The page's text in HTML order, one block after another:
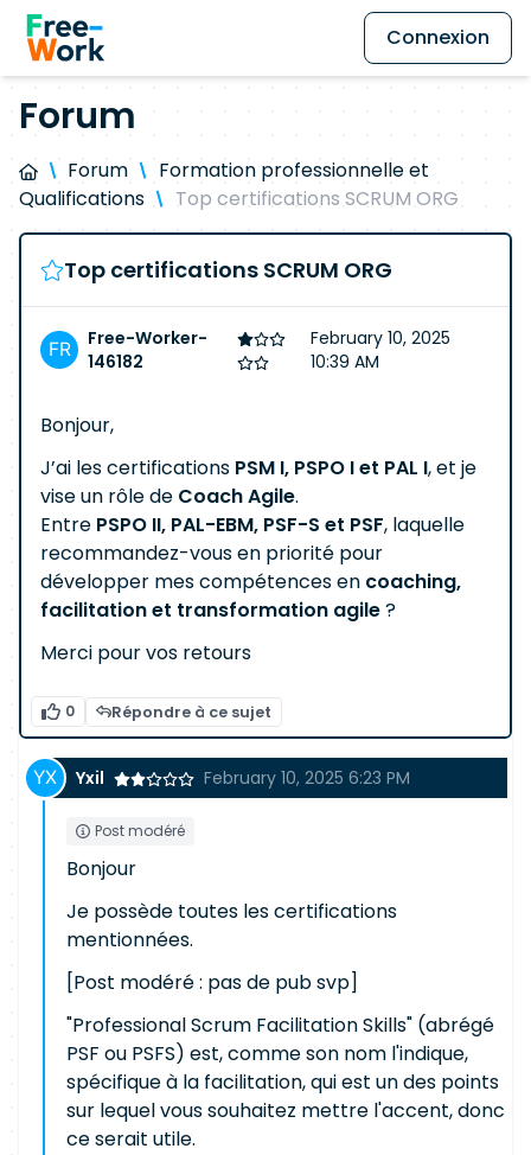
Connexion
Forum
Forum
Formation professionnelle et
Qualifications
Top certifications SCRUM ORG
Top certifications SCRUM ORG
Free-Worker-
146182
February 10, 2025
10:39 AM
Bonjour,
J’ai les certifications PSM I, PSPO I et PAL I, et je
vise un rôle de Coach Agile.
Entre PSPO II, PAL-EBM, PSF-S et PSF, laquelle
recommandez-vous en priorité pour
développer mes compétences en coaching,
facilitation et transformation agile?
Merci pour vos retours
0 Répondre à ce sujet
Yxil February 10, 2025 6:23 PM
Post modéré
Bonjour
Je possède toutes les certifications
mentionnées.
[Post modéré : pas de pub svp]
"Professional Scrum Facilitation Skills" (abrégé
PSF ou PSFS) est, comme son nom l'indique,
spécifique à la facilitation, qui est un des points
sur lequel vous souhaitez mettre l'accent, donc
ce serait utile.